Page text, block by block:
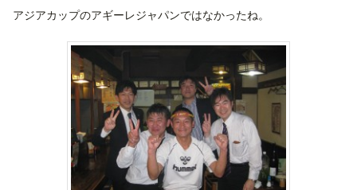
アジアカップのアギーレジャパンではなかったね。